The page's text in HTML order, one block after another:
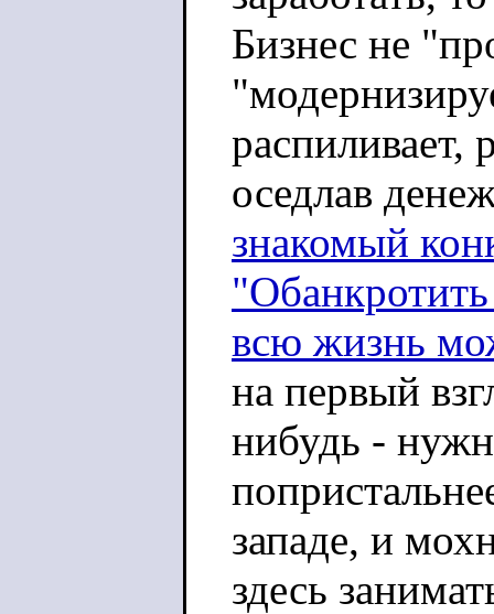
Бизнес не
распиливает,
оседлав
знакомый
всю жизнь
на первый
нибудь -
западе, и
здесь